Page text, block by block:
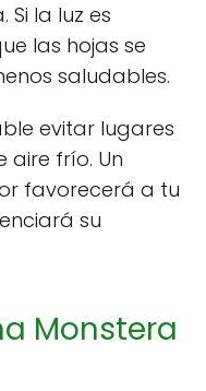
la luz es
las hojas se
saludables.
evitar lugares
aire frío. Un
favorecerá a tu
su
Monstera